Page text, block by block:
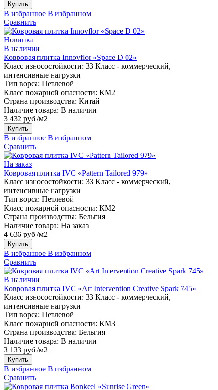
Купить
В избранное В избранном
Сравнить
Новинка
В наличии
Ковровая плитка Innovflor «Space D 02»
Класс износостойкости: 33 Класс - коммерческий,
интенсивные нагрузки
Тип ворса: Петлевой
Класс пожарной опасности: КМ2
Страна производства: Китай
Наличие товара: В наличии
3 432 руб./м2
Купить
В избранное В избранном
Сравнить
На заказ
Ковровая плитка IVC «Pattern Tailored 979»
Класс износостойкости: 33 Класс - коммерческий,
интенсивные нагрузки
Тип ворса: Петлевой
Класс пожарной опасности: КМ2
Страна производства: Бельгия
Наличие товара: На заказ
4 636 руб./м2
Купить
В избранное В избранном
Сравнить
В наличии
Ковровая плитка IVC «Art Intervention Creative Spark 745»
Класс износостойкости: 33 Класс - коммерческий,
интенсивные нагрузки
Тип ворса: Петлевой
Класс пожарной опасности: КМ3
Страна производства: Бельгия
Наличие товара: В наличии
3 133 руб./м2
Купить
В избранное В избранном
Сравнить